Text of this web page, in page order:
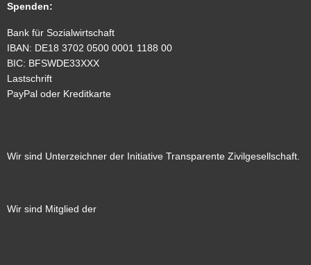
Spenden:
Bank für Sozialwirtschaft
IBAN: DE18 3702 0500 0001 1188 00
BIC: BFSWDE33XXX
Lastschrift
PayPal oder Kreditkarte
Wir sind Unterzeichner der Initiative Transparente Zivilgesellschaft.
Wir sind Mitglied der